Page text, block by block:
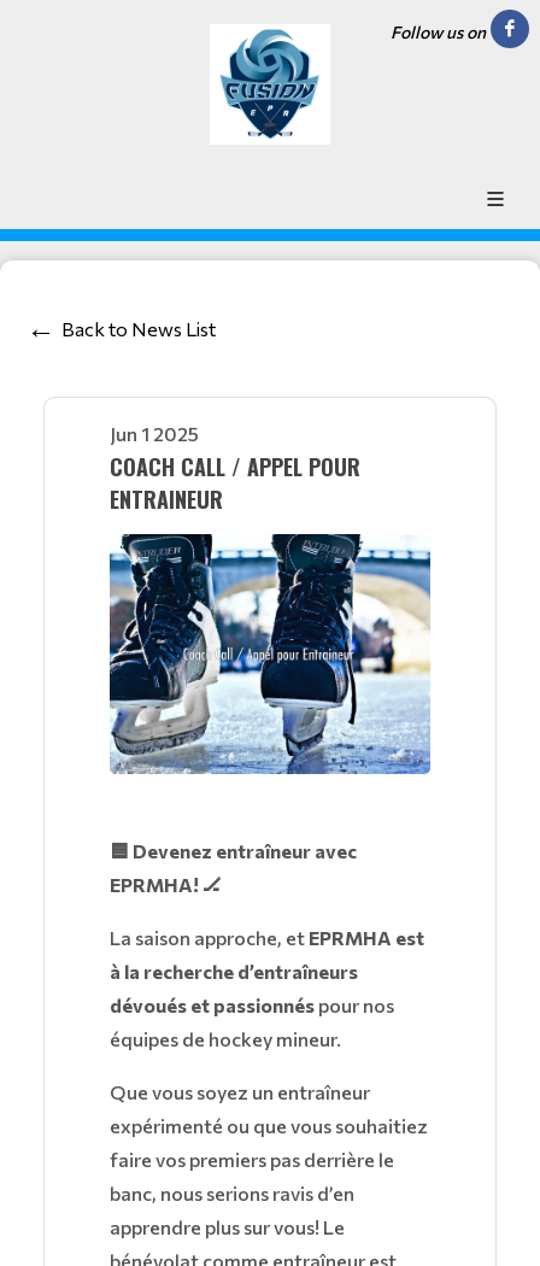
Follow us on
Back to News List
Jun 1 2025
COACH CALL / APPEL POUR
ENTRAINEUR
🟦 Devenez entraîneur avec
EPRMHA! 🏒
La saison approche, et EPRMHA est
à la recherche d’entraîneurs
dévoués et passionnés pour nos
équipes de hockey mineur.
Que vous soyez un entraîneur
expérimenté ou que vous souhaitiez
faire vos premiers pas derrière le
banc, nous serions ravis d’en
apprendre plus sur vous! Le
bénévolat comme entraîneur est